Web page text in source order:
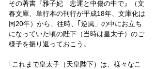
その著書『雅子妃　悲運と中傷の中で』（文
春文庫、単行本の刊行が平成18年、文庫化は
同20年）から、往時、｢逆風」の中にお立ち
になっていた頃の陛下（当時は皇太子）のご
様子を振り返っておこう。
｢これまで皇太子（天皇陛下）は、様々なこ